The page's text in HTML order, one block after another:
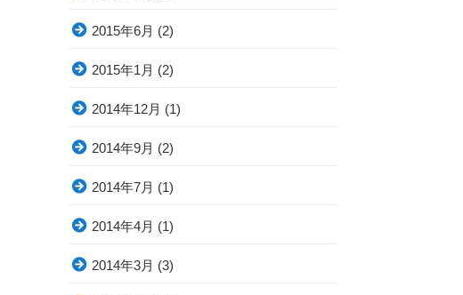
2015年6月 (2)
2015年1月 (2)
2014年12月 (1)
2014年9月 (2)
2014年7月 (1)
2014年4月 (1)
2014年3月 (3)